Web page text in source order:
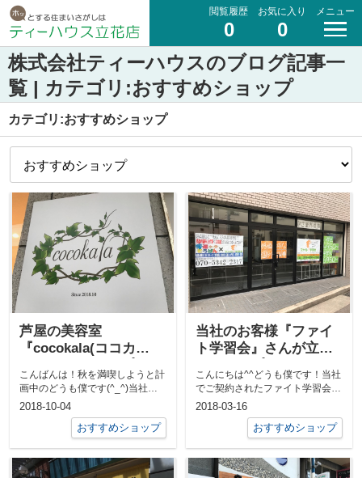
閲覧履歴
0
お気に入り
0
メニュー
株式会社ティーハウスのブログ記事一
覧 | カテゴリ:おすすめショップ
カテゴリ:おすすめショップ
芦屋の美容室
『cocokala(ココカ
ました！
こんばんは！秋を満喫しようと計
画中のどうも僕です(^_^)当社の
お客様が、芦屋市で美容室をオー
2018-10-04
おすすめショップ
当社のお客様『ファイ
ト学習会』さんが立花
^^
こんにちは^^どうも僕です！当社
でご契約されたファイト学習会さ
んが、立花教室を開校されまし
た！！線路...
2018-03-16
おすすめショップ